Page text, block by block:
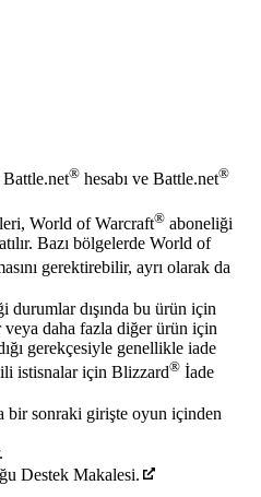
Battle.net® hesabı ve Battle.net®
World of Warcraft® aboneliği
Bazı bölgelerde World of
gerektirebilir, ayrı olarak da
dışında bu ürün için
veya daha fazla diğer ürün için
gerekçesiyle genellikle iade
istisnalar için Blizzard® İade
bir sonraki girişte oyun içinden
Destek Makalesi.